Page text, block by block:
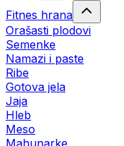
Fitnes hrana
Orašasti plodovi
Semenke
Namazi i paste
Ribe
Gotova jela
Јаја
Hleb
Meso